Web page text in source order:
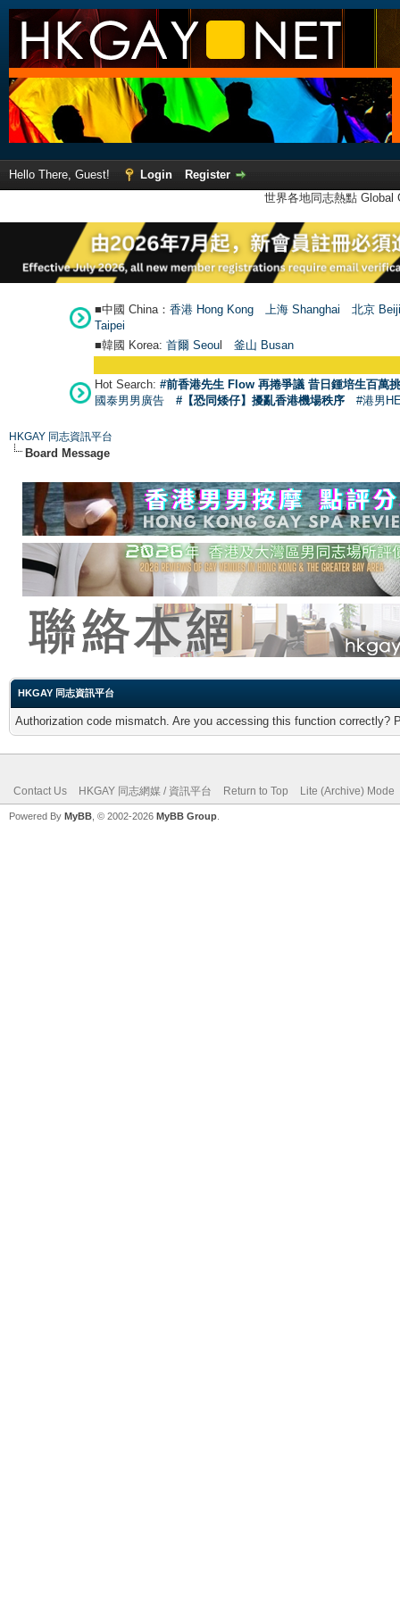
Hello There, Guest! Login
Register
世界各地同志熱點
■中國 China： 香港 Hong Kong 上海 Shanghai
北京
Taipei
■韓國 Korea: 首爾 Seoul 釜山 Busan
Hot Search: #前香港先生 Flow 再捲爭議 昔日鍾培生百萬
國泰男男廣告
#【恐同矮仔】擾亂香港機場秩序 #港男
HKGAY 同志資訊平台
Board Message
HKGAY 同志資訊平台
Authorization code mismatch. Are you accessing this function correctly?
Contact Us HKGAY 同志網媒 / 資訊平台 Return to Top Lite (Archive) Mode
Powered By MyBB , © 2002-2026 MyBB Group